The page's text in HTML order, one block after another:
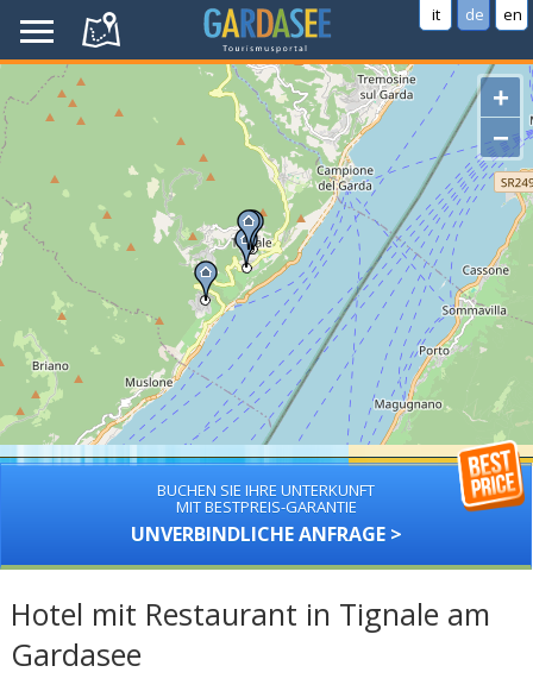
it de en
+
−
BUCHEN SIE IHRE UNTERKUNFT
MIT BESTPREIS-GARANTIE
UNVERBINDLICHE ANFRAGE >
Hotel mit Restaurant in Tignale am
Gardasee